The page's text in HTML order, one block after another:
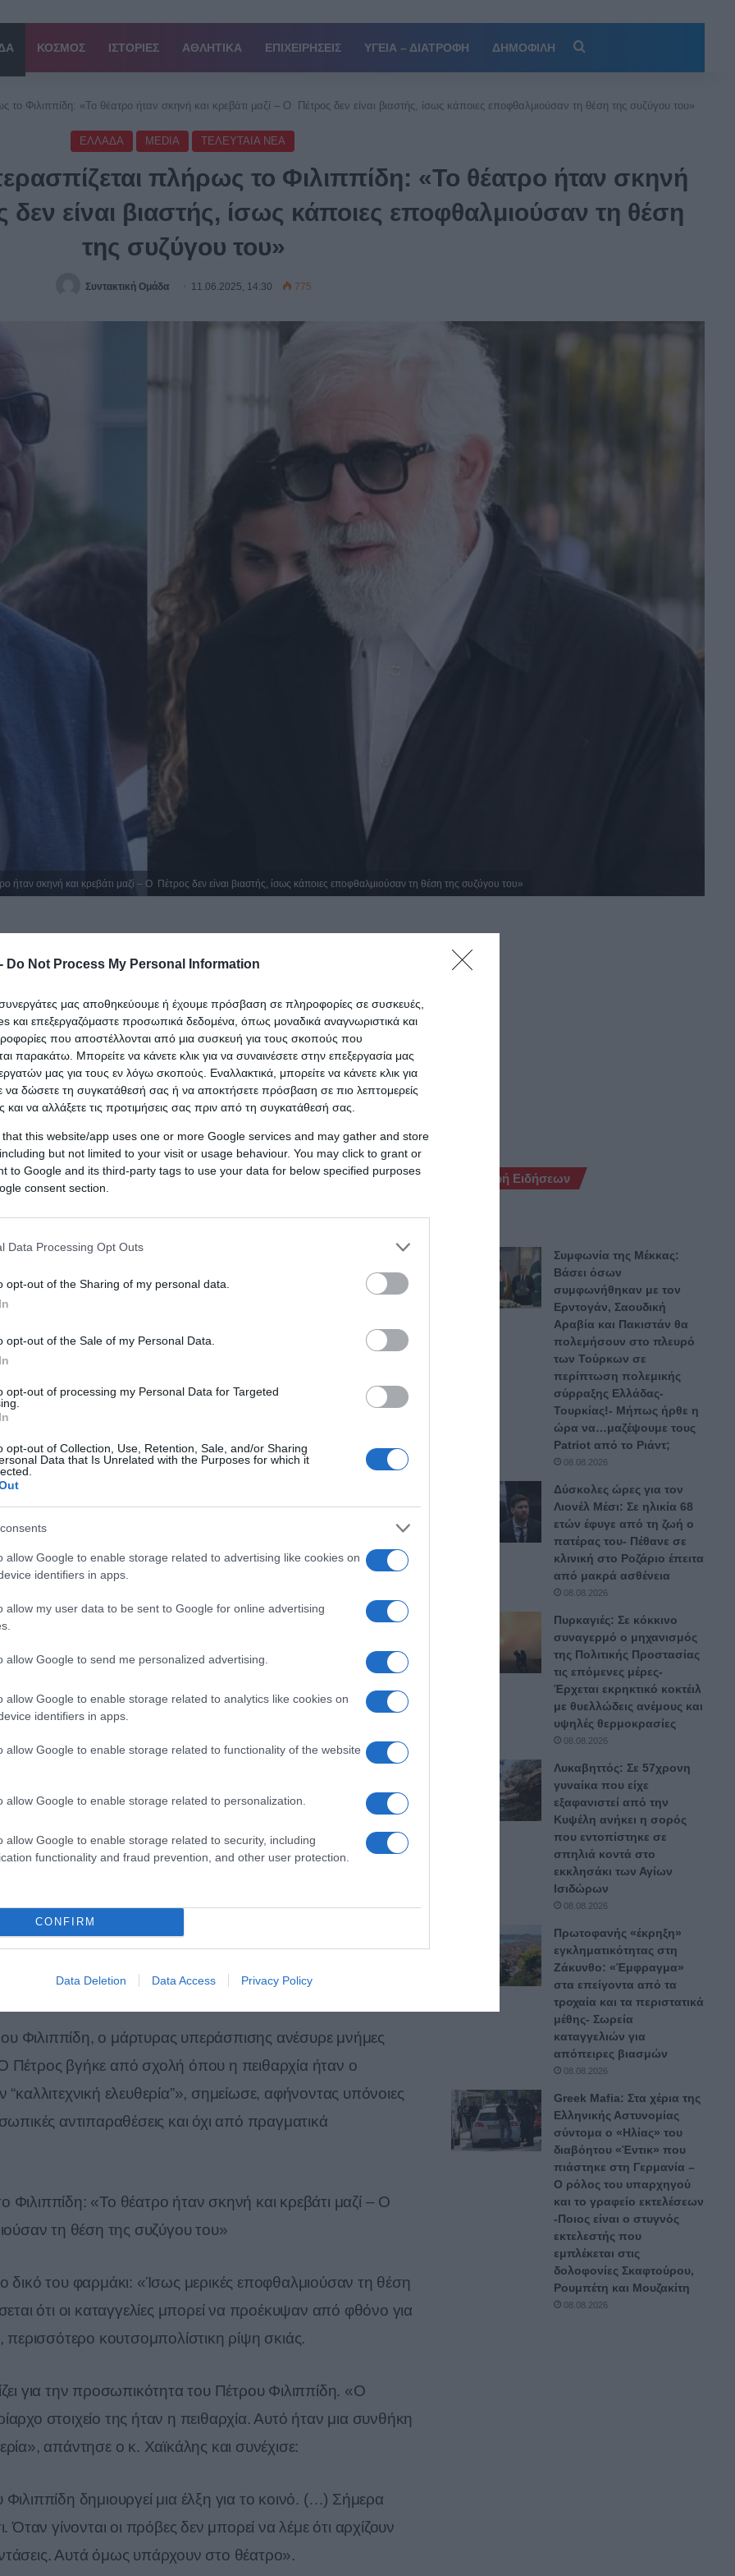
Do Not Process My Personal Information
συνεργάτες μας αποθηκεύουμε ή έχουμε πρόσβαση σε πληροφορίες σε συσκευές,
και επεξεργαζόμαστε προσωπικά δεδομένα, όπως μοναδικά αναγνωριστικά και
που αποστέλλονται από μια συσκευή για τους σκοπούς που
παρακάτω. Μπορείτε να κάνετε κλικ για να συναινέσετε στην επεξεργασία μας
μας για τους εν λόγω σκοπούς. Εναλλακτικά, μπορείτε να κάνετε κλικ για
να δώσετε τη συγκατάθεσή σας ή να αποκτήσετε πρόσβαση σε πιο λεπτομερείς
και να αλλάξετε τις προτιμήσεις σας πριν από τη συγκατάθεσή σας.
that this website/app uses one or more Google services and may gather and store
but not limited to your visit or usage behaviour. You may click to grant or
to Google and its third-party tags to use your data for below specified purposes
consent section.
Data Processing Opt Outs
opt-out of the Sharing of my personal data.
opt-out of the Sale of my Personal Data.
opt-out of processing my Personal Data for Targeted
opt-out of Collection, Use, Retention, Sale, and/or Sharing
Data that Is Unrelated with the Purposes for which it
allow Google to enable storage related to advertising like cookies on
identifiers in apps.
allow my user data to be sent to Google for online advertising
allow Google to send me personalized advertising.
allow Google to enable storage related to analytics like cookies on
identifiers in apps.
allow Google to enable storage related to functionality of the website
allow Google to enable storage related to personalization.
allow Google to enable storage related to security, including
functionality and fraud prevention, and other user protection.
CONFIRM
Data Deletion Data Access Privacy Policy
ΚΟΣΜΟΣ ΙΣΤΟΡΙΕΣ ΑΘΛΗΤΙΚΑ ΕΠΙΧΕΙΡΗΣΕΙΣ ΥΓΕΙΑ – ΔΙΑΤΡΟΦΗ ΔΗΜΟΦΙΛΗ
το Φιλιππίδη: «Το θέατρο ήταν σκηνή και κρεβάτι μαζί – Ο Πέτρος δεν είναι βιαστής, ίσως κάποιες εποφθαλμιούσαν τη θέση της συζύγου του»
EΛΛΑΔΑ MEDIA ΤΕΛΕΥΤΑΙΑ ΝΕΑ
πλήρως το Φιλιππίδη: «Το θέατρο ήταν σκηνή
δεν είναι βιαστής, ίσως κάποιες εποφθαλμιούσαν τη θέση
της συζύγου του»
Συντακτική Ομάδα 11.06.2025, 14:30 775
ήταν σκηνή και κρεβάτι μαζί – Ο Πέτρος δεν είναι βιαστής, ίσως κάποιες εποφθαλμιούσαν τη θέση της συζύγου του»
από τα παρασκήνια τηλεοπτικής εκπομπής παρά
ο Παύλος Χαϊκάλης εμφανίστηκε ενώπιον του Μικτού
τονΠέτρο Φιλιππίδη, ο οποίος κατηγορείται για δύο
«Το θέατρο ήταν σκηνή και κρεβάτι μαζί – Ο
τη θέση της συζύγου του»
Φιλιππίδη: «Το θέατρο ήταν σκηνή και κρεβάτι μαζί – Ο
τη θέση της συζύγου του»
μέσα έγιναν όλα: ναρκωτικά, βία, χυδαία “αστειάκια”,
ο πρώην ηθοποιός και πρώην πολιτικός, σε ένα σχόλιο
τη φρίκη. «Δεν γίνεται σε έναν χώρο όπου
βγαίνουν ξαφνικά καταγγελίες για απόπειρες βιασμού μετά
η σιωπή ισοδυναμεί με αθωότητα.
τον χώρο: «Σιχάθηκα, εγκατέλειψα την Αθήνα, δεν
γνωριμία του με τον κατηγορούμενο, από το
φθόνο. «Είχε δικό του θίασο στα 32. Αυτό έφερνε
αντί για τον “Β”. Είχαμε συνεργαστεί και στο “50-
του», είπε με οικειότητα που άγγιζε τα όρια της
Φιλιππίδη, ο μάρτυρας υπεράσπισης ανέσυρε μνήμες
Πέτρος βγήκε από σχολή όπου η πειθαρχία ήταν ο
ελευθερία”», σημείωσε, αφήνοντας υπόνοιες
αντιπαραθέσεις και όχι από πραγματικά
Φιλιππίδη: «Το θέατρο ήταν σκηνή και κρεβάτι μαζί – Ο
τη θέση της συζύγου του»
δικό του φαρμάκι: «Ίσως μερικές εποφθαλμιούσαν τη θέση
ότι οι καταγγελίες μπορεί να προέκυψαν από φθόνο για
κουτσομπολίστικη ρίψη σκιάς.
για την προσωπικότητα του Πέτρου Φιλιππίδη. «Ο
στοιχείο της ήταν η πειθαρχία. Αυτό ήταν μια συνθήκη
απάντησε ο κ. Χαϊκάλης και συνέχισε:
δημιουργεί μια έλξη για το κοινό. (…) Σήμερα
γίνονται οι πρόβες δεν μπορεί να λέμε ότι αρχίζουν
Αυτά όμως υπάρχουν στο θέατρο».
Ροή Ειδήσεων
Συμφωνία της Μέκκας:
Βάσει όσων
συμφωνήθηκαν με τον
Ερντογάν, Σαουδική
Αραβία και Πακιστάν θα
πολεμήσουν στο πλευρό
των Τούρκων σε
περίπτωση πολεμικής
σύρραξης Ελλάδας-
Τουρκίας!- Μήπως ήρθε η
ώρα να…μαζέψουμε τους
Patriot από το Ριάντ;
08.08.2026
Δύσκολες ώρες για τον
Λιονέλ Μέσι: Σε ηλικία 68
ετών έφυγε από τη ζωή ο
πατέρας του- Πέθανε σε
κλινική στο Ροζάριο έπειτα
από μακρά ασθένεια
08.08.2026
Πυρκαγιές: Σε κόκκινο
συναγερμό ο μηχανισμός
της Πολιτικής Προστασίας
τις επόμενες μέρες-
Έρχεται εκρηκτικό κοκτέιλ
με θυελλώδεις ανέμους και
υψηλές θερμοκρασίες
08.08.2026
Λυκαβηττός: Σε 57χρονη
γυναίκα που είχε
εξαφανιστεί από την
Κυψέλη ανήκει η σορός
που εντοπίστηκε σε
σπηλιά κοντά στο
εκκλησάκι των Αγίων
Ισιδώρων
08.08.2026
Πρωτοφανής «έκρηξη»
εγκληματικότητας στη
Ζάκυνθο: «Έμφραγμα»
στα επείγοντα από τα
τροχαία και τα περιστατικά
μέθης- Σωρεία
καταγγελιών για
απόπειρες βιασμών
08.08.2026
Greek Mafia: Στα χέρια της
Ελληνικής Αστυνομίας
σύντομα ο «Ηλίας» του
διαβόητου «Έντικ» που
πιάστηκε στη Γερμανία –
Ο ρόλος του υπαρχηγού
και το γραφείο εκτελέσεων
-Ποιος είναι ο στυγνός
εκτελεστής που
εμπλέκεται στις
δολοφονίες Σκαφτούρου,
Ρουμπέτη και Μουζακίτη
08.08.2026